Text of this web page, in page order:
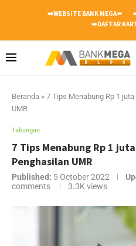
➡️WEBSITE BANK MEGA⬅️
➡️DAFTAR
Beranda » 7 Tips Menabung Rp 1
UMR
Tabungan
7 Tips Menabung Rp 1
Penghasilan UMR
Published: 5 October 2022
comments
3.3K views